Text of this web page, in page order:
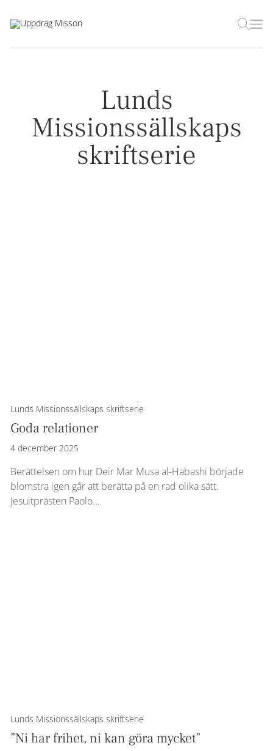
Lunds
Missionssällskaps
skriftserie
Lunds Missionssällskaps skriftserie
Goda relationer
4 december 2025
Berättelsen om hur Deir Mar Musa al-Habashi började
blomstra igen går att berätta på en rad olika sätt.
Jesuitprästen Paolo…
Lunds Missionssällskaps skriftserie
”Ni har frihet, ni kan göra mycket”